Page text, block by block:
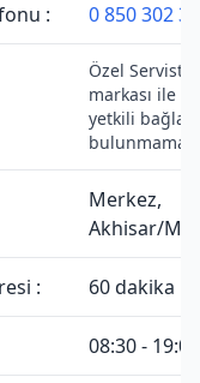
: 0 850 302
Özel
markası ile
yetkili
Merkez,
Akhisar/
: 60 dakika
08:30 - 19:00